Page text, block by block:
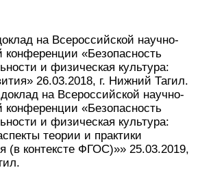
на Всероссийской научно-
конференции «Безопасность
и физическая культура:
26.03.2018, г. Нижний Тагил.
на Всероссийской научно-
конференции «Безопасность
и физическая культура:
теории и практики
(в контексте ФГОС)»» 25.03.2019,